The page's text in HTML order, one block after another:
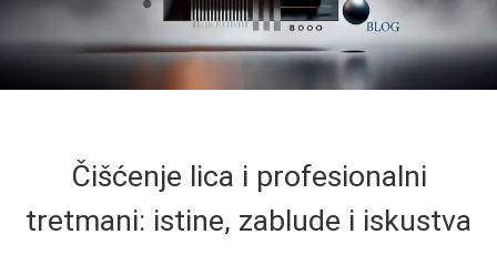
Čišćenje lica i profesionalni
tretmani: istine, zablude i iskustva